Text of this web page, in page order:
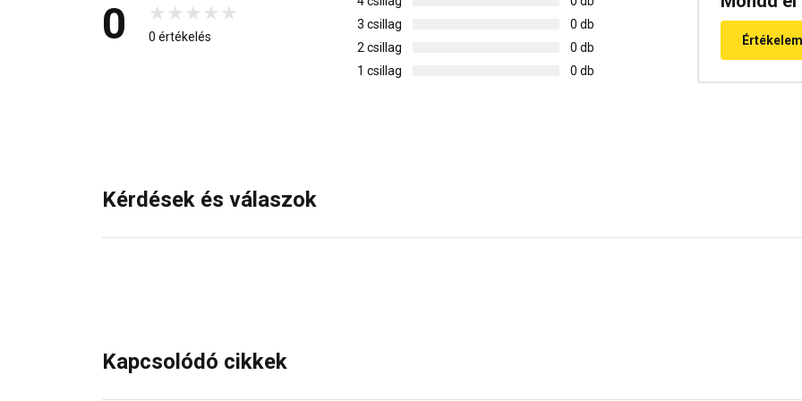
0 0 értékelés
3 csillag
0 db
2 csillag
0 db
1 csillag
0 db
Értékelem
Kérdések és válaszok
Kapcsolódó cikkek